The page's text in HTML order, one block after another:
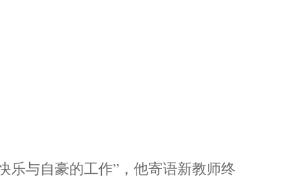
乐与自豪的工作”，他寄语新教师终